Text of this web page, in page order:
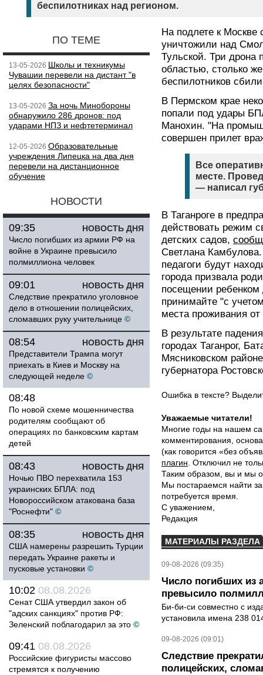
беспилотниках над регионом.
ПО ТЕМЕ
13-05-2026 Школы и техникумы
Чувашии перевели на дистант "в
целях безопасности"
13-05-2026 За ночь Минобороны
обнаружило 286 дронов: под
ударами НПЗ и нефтетерминал
12-05-2026 Образовательные
учреждения Липецка на два дня
перевели на дистанционное
обучение
НОВОСТИ
НОВОСТЬ ДНЯ
09:35
Число погибших из армии РФ на
войне в Украине превысило
полмиллиона человек
НОВОСТЬ ДНЯ
09:01
Следствие прекратило уголовное
дело в отношении полицейских,
сломавших руку учительнице ©
НОВОСТЬ ДНЯ
08:54
Представители Трампа могут
приехать в Киев и Москву на
следующей неделе ©
08:48
По новой схеме мошенничества
родителям сообщают об
операциях по банковским картам
детей
НОВОСТЬ ДНЯ
08:43
Ночью ПВО перехватила 153
украинских БПЛА: под
Новороссийском атакована база
"Роснефти" ©
НОВОСТЬ ДНЯ
08:35
США намерены разрешить Турции
передать Украине ракеты и
пусковые установки ©
10:02 08.08.2026
Сенат США утвердил закон об
"адских санкциях" против РФ:
Зеленский поблагодарил за это ©
09:41 08.08.2026
Российские фигуристы массово
стремятся к получению
На подлете к Москве
уничтожили над
Тульской. Три дрона
областью, столько
беспилотников
В Пермском крае
попали под удары
Манохин. "На
совершен прилет
Все
месте.
— написал
В Таганроге в
действовать режим
детских садов,
Светлана
педагоги будут
города призвала
посещении ребенком
принимайте "с
места проживания от
В результате
городах Таганрог,
Мясниковском
губернатора
Ошибка в тексте?
Уважаемые читатели!
Многие годы на нашем
комментирования,
(как говорится «без
плагин . Отключил не
Таким образом, вы и мы
Мы постараемся найти
потребуется время.
С уважением,
Редакция
МАТЕРИАЛЫ РАЗДЕЛА
09-08-2026 (09:35)
Число погибших из
превысило
Би-би-си совместно с
установила имена 238
09-08-2026 (09:01)
Следствие
полицейских,